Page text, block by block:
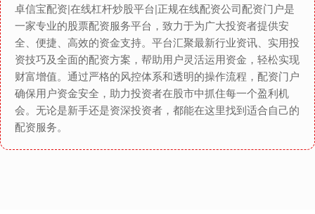
卓信宝配资|在线杠杆炒股平台|正规在线配资公司配资门户是
一家专业的股票配资服务平台，致力于为广大投资者提供安
全、便捷、高效的资金支持。平台汇聚最新行业资讯、实用投
资技巧及全面的配资方案，帮助用户灵活运用资金，轻松实现
财富增值。通过严格的风控体系和透明的操作流程，配资门户
确保用户资金安全，助力投资者在股市中抓住每一个盈利机
会。无论是新手还是资深投资者，都能在这里找到适合自己的
配资服务。